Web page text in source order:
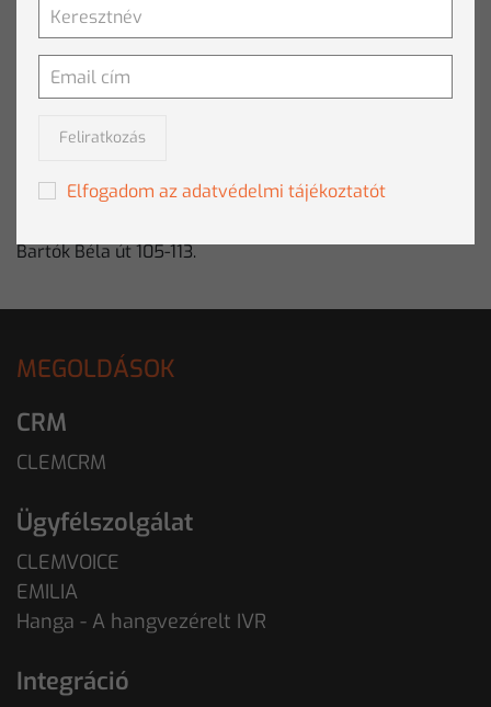
Letöltés
SAJTÓKAPCSOLAT
E-mail:sajto@clementine.hu
Fax: +36 1 457 0562
Bartók Béla út 105-113.
MEGOLDÁSOK
CRM
CLEMCRM
Ügyfélszolgálat
CLEMVOICE
EMILIA
Hanga - A hangvezérelt IVR
Integráció
Feliratkozás
Elfogadom az adatvédelmi tájékoztatót